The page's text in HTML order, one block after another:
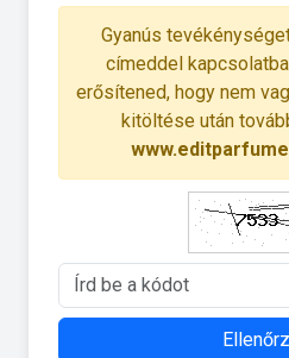
Gyanús
címeddel
erősítened, hogy nem
kitöltése után